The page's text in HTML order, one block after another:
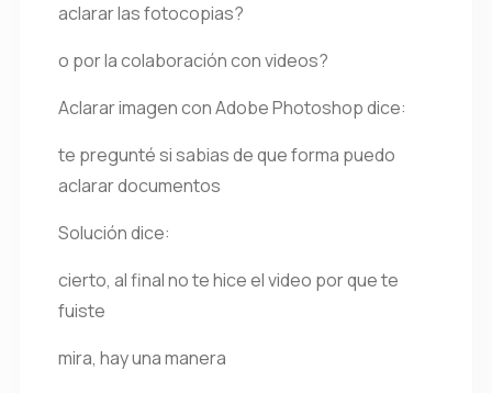
aclarar las fotocopias?
o por la colaboración con videos?
Aclarar imagen con Adobe Photoshop dice:
te pregunté si sabias de que forma puedo
aclarar documentos
Solución dice:
cierto, al final no te hice el video por que te
fuiste
mira, hay una manera